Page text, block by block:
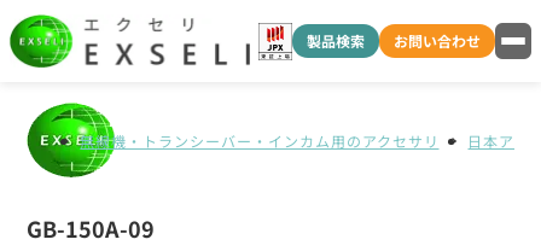
製品検索 お問い合わせ
無線機・トランシーバー・インカム用のアクセサリ 日本アン
GB-150A-09